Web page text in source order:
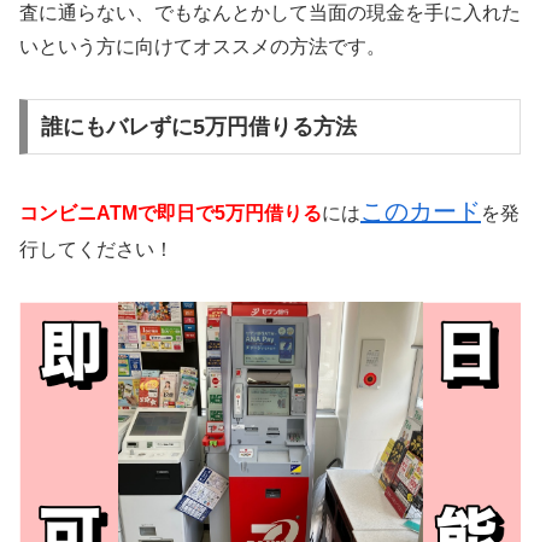
査に通らない、でもなんとかして当面の現金を手に入れた
いという方に向けてオススメの方法です。
誰にもバレずに5万円借りる方法
コンビニATMで即日で5万円借りるにはこのカード を発
行してください！